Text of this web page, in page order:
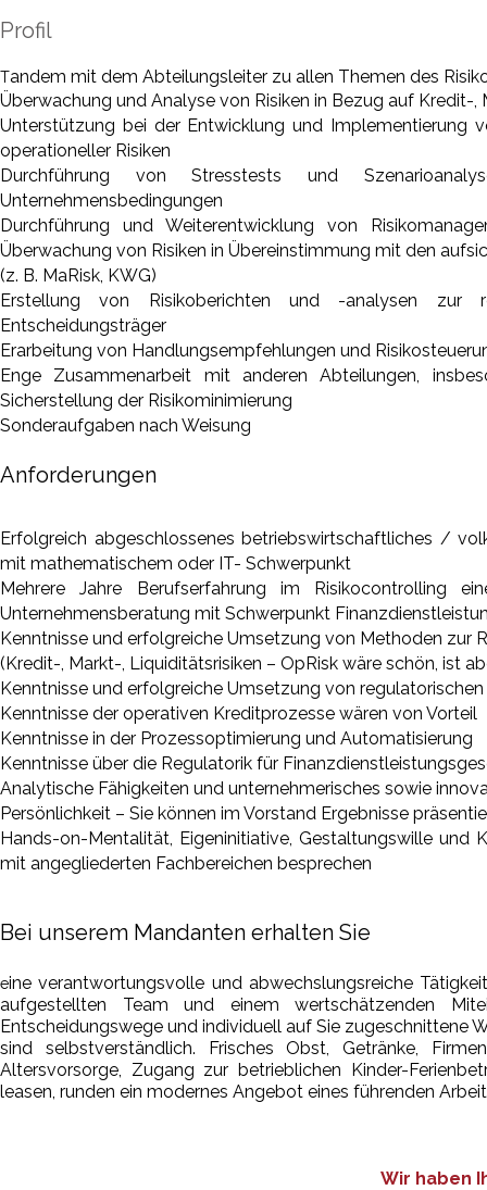
Profil
Tandem mit dem Abteilungsleiter zu allen Themen des
Überwachung und Analyse von Risiken in Bezug auf Kredit-
Unterstützung bei der Entwicklung und Implementierung
operationeller Risiken
Durchführung von Stresstests und
Unternehmensbedingungen
Durchführung und Weiterentwicklung von
Überwachung von Risiken in Übereinstimmung mit den
(z. B. MaRisk, KWG)
Erstellung von Risikoberichten und -analysen zur
Entscheidungsträger
Erarbeitung von Handlungsempfehlungen und
Enge Zusammenarbeit mit anderen Abteilungen,
Sicherstellung der Risikominimierung
Sonderaufgaben nach Weisung
Anforderungen
Erfolgreich abgeschlossenes betriebswirtschaftliches /
mit mathematischem oder IT- Schwerpunkt
Mehrere Jahre Berufserfahrung im Risikocontrolling
Unternehmensberatung mit Schwerpunkt
Kenntnisse und erfolgreiche Umsetzung von Methoden zur
(Kredit-, Markt-, Liquiditätsrisiken – OpRisk wäre schön, ist
Kenntnisse und erfolgreiche Umsetzung von
Kenntnisse der operativen Kreditprozesse wären von Vorteil
Kenntnisse in der Prozessoptimierung und Automatisierung
Kenntnisse über die Regulatorik für
Analytische Fähigkeiten und unternehmerisches sowie
Persönlichkeit – Sie können im Vorstand Ergebnisse
Hands-on-Mentalität, Eigeninitiative, Gestaltungswille und
mit angegliederten Fachbereichen besprechen
Bei unserem Mandanten erhalten Sie
eine verantwortungsvolle und abwechslungsreiche
aufgestellten Team und einem wertschätzenden
Entscheidungswege und individuell auf Sie zugeschnittene
sind selbstverständlich. Frisches Obst, Getränke,
Altersvorsorge, Zugang zur betrieblichen Kinder-
leasen, runden ein modernes Angebot eines führenden
Wir haben